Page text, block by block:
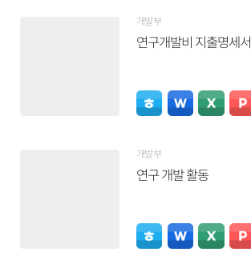
개발부
연구개발비 지출명세서
개발부
연구 개발 활동